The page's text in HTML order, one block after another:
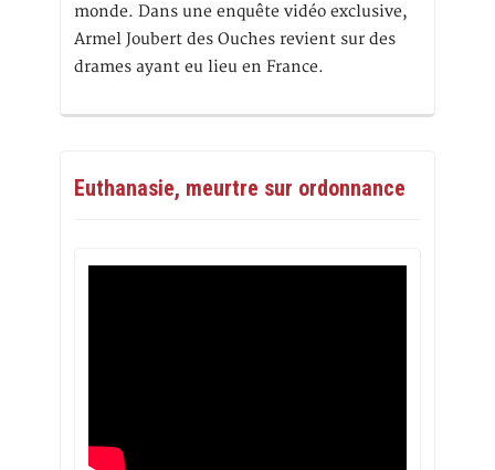
monde. Dans une enquête vidéo exclusive,
Armel Joubert des Ouches revient sur des
drames ayant eu lieu en France.
Euthanasie, meurtre sur ordonnance